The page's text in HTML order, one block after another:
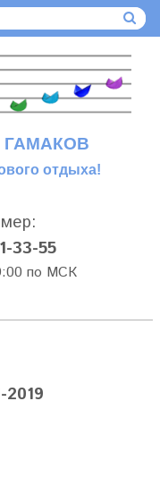
ГАМАКОВ
отдыха!
33-55
по МСК
2019